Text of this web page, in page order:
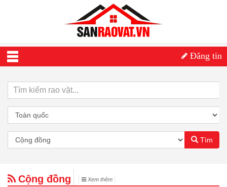
Đăng tin
Tìm
Cộng đồng Xem thêm